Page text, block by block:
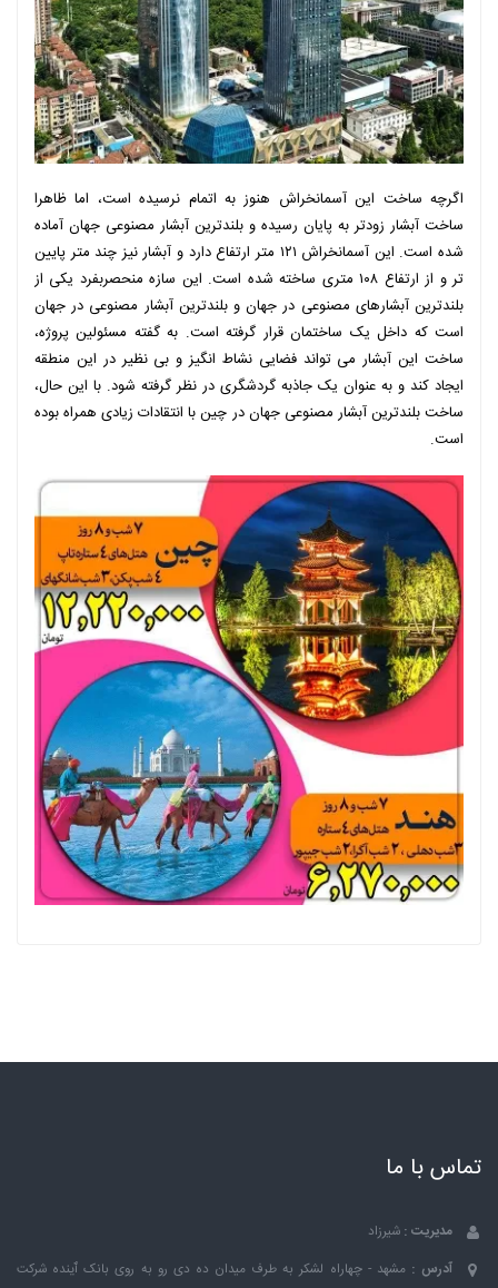
اگرچه ساخت این آسمانخراش هنوز به اتمام نرسیده است، اما ظاهرا
ساخت آبشار زودتر به پایان رسیده و بلندترین آبشار مصنوعی جهان آماده
شده است. این آسمانخراش ۱۲۱ متر ارتفاع دارد و آبشار نیز چند متر پایین
تر و از ارتفاع ۱۰۸ متری ساخته شده است. این سازه منحصربفرد یکی از
بلندترین آبشارهای مصنوعی در جهان و بلندترین آبشار مصنوعی در جهان
است که داخل یک ساختمان قرار گرفته است. به گفته مسئولین پروژه،
ساخت این آبشار می تواند فضایی نشاط انگیز و بی نظیر در این منطقه
ایجاد کند و به عنوان یک جاذبه گردشگری در نظر گرفته شود. با این حال،
ساخت بلندترین آبشار مصنوعی جهان در چین با انتقادات زیادی همراه بوده
است.
تماس با ما
مدیریت : شیرزاد
آدرس : مشهد - چهاراه لشکر به طرف میدان ده دی رو به روی بانک ٱینده شرکت